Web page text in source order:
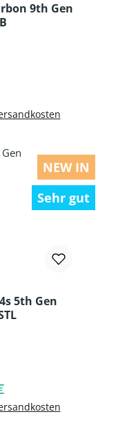
9th Gen
NEW IN
Sehr gut
5th Gen